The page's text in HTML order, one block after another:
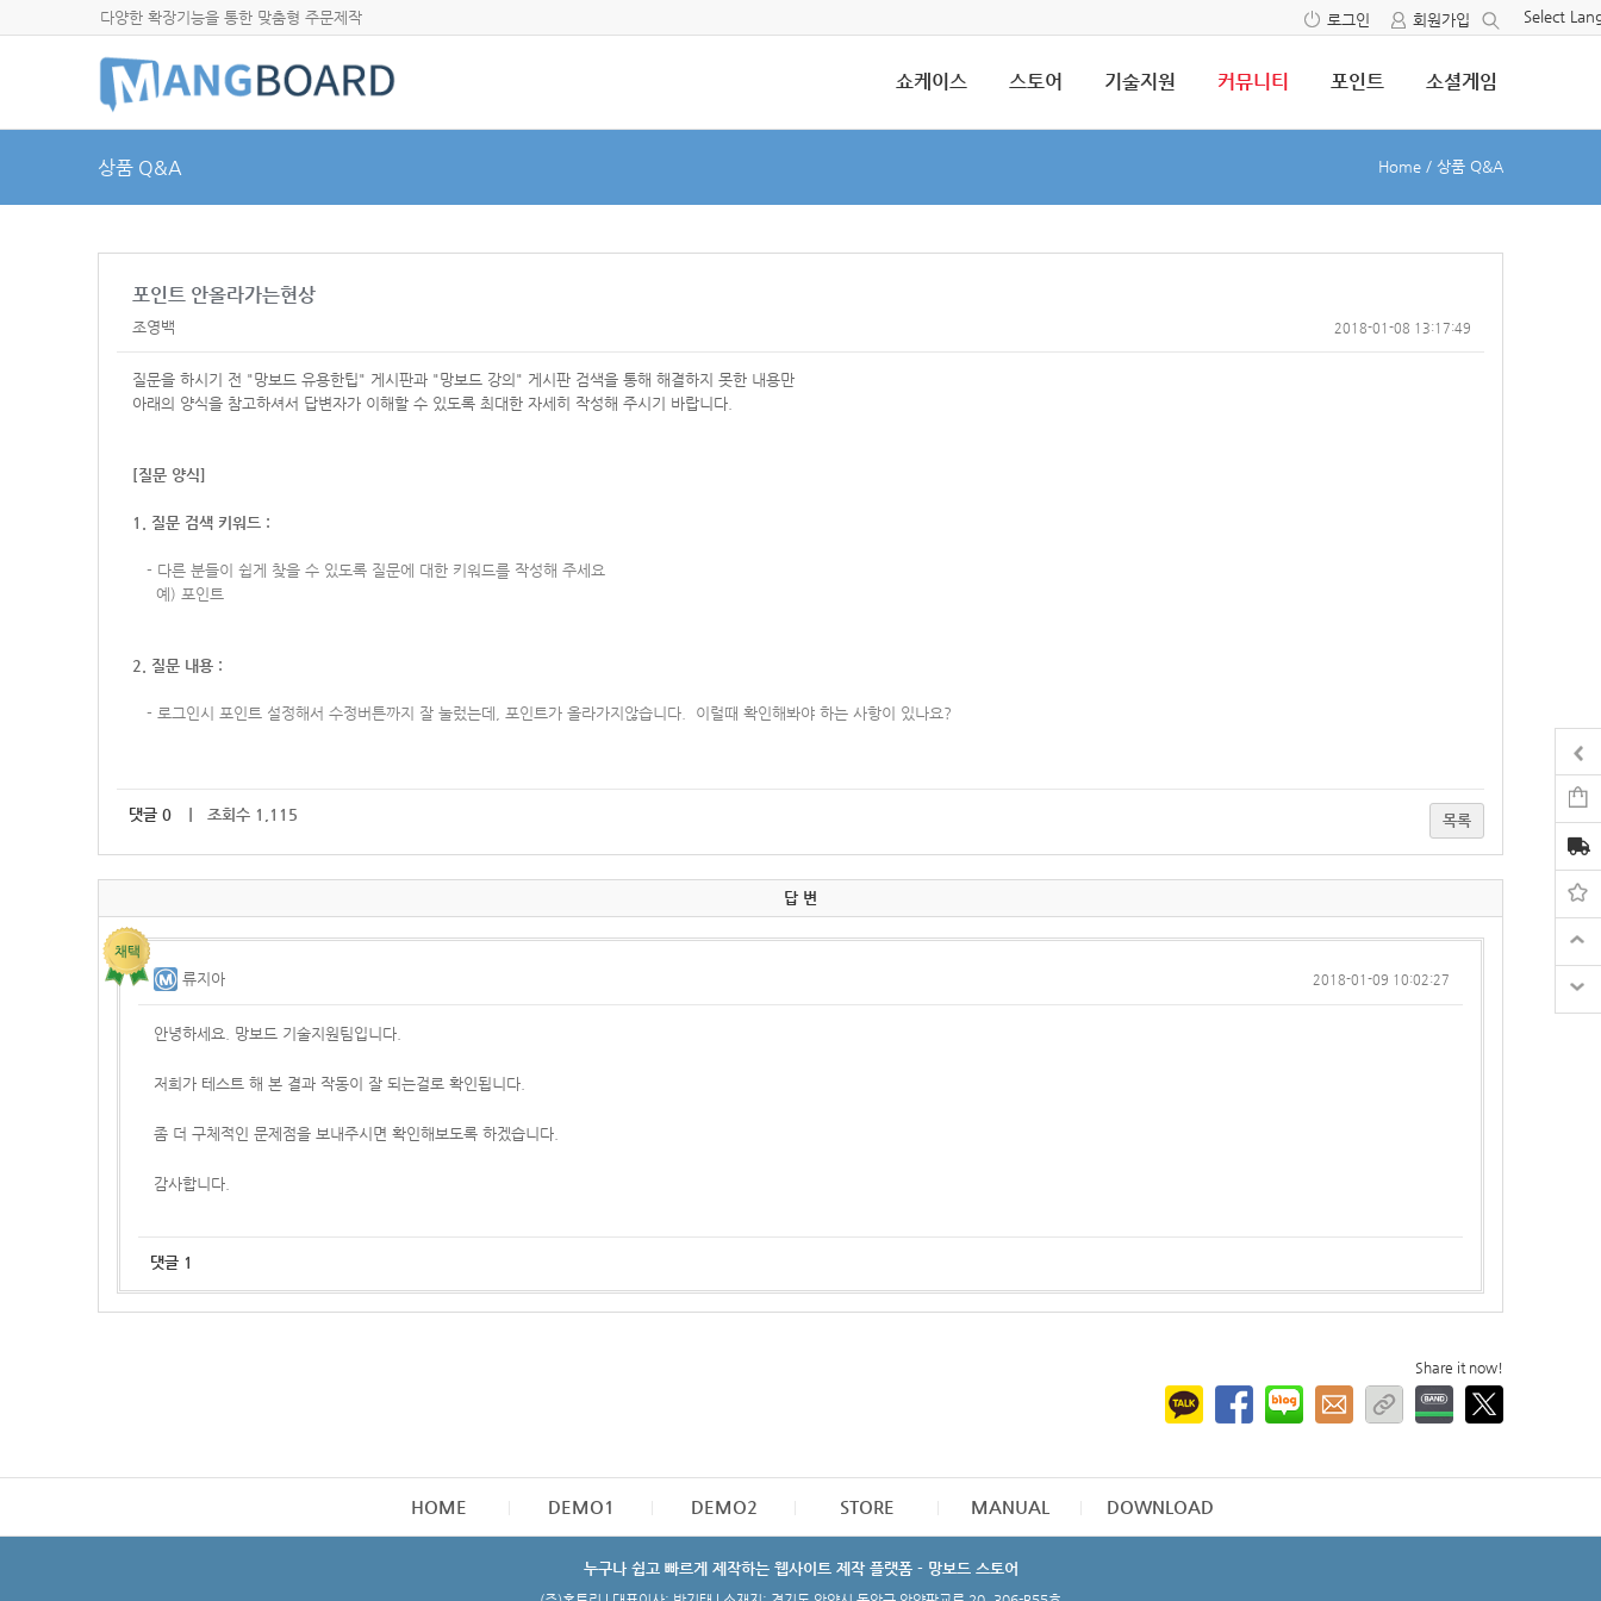
다양한 확장기능을 통한 맞춤형 주문제작 Select
로그인 회원가입
쇼케이스 스토어 기술지원 커뮤니티 포인트 소셜게임
상품 Q&A Home / 상품 Q&A
포인트 안올라가는현상
조영백 2018-01-08 13:17:49
질문을 하시기 전 "망보드 유용한팁" 게시판과 "망보드 강의" 게시판 검색을 통해 해결하지 못한 내용만
아래의 양식을 참고하셔서 답변자가 이해할 수 있도록 최대한 자세히 작성해 주시기 바랍니다.
[질문 양식]
1. 질문 검색 키워드 :
- 다른 분들이 쉽게 찾을 수 있도록 질문에 대한 키워드를 작성해 주세요
예) 포인트
2. 질문 내용 :
- 로그인시 포인트 설정해서 수정버튼까지 잘 눌렀는데, 포인트가 올라가지않습니다. 이럴때 확인해봐야 하는 사항이 있나요?
댓글 0 ｜ 조회수 1,115 목록
답 변
류지아 2018-01-09 10:02:27
안녕하세요. 망보드 기술지원팀입니다.
저희가 테스트 해 본 결과 작동이 잘 되는걸로 확인됩니다.
좀 더 구체적인 문제점을 보내주시면 확인해보도록 하겠습니다.
감사합니다.
댓글 1
Share it now!
HOME DEMO1 DEMO2 STORE MANUAL DOWNLOAD
누구나 쉽고 빠르게 제작하는 웹사이트 제작 플랫폼 - 망보드 스토어